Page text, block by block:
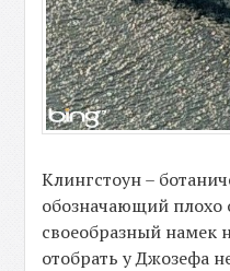
Клингстоун –
обозначающий плохо
своеобразный намек
отобрать у Джозефа